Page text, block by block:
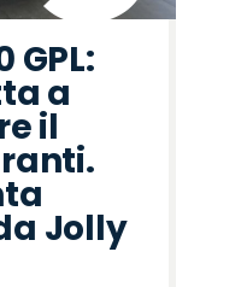
GPL:
a
il
Jolly